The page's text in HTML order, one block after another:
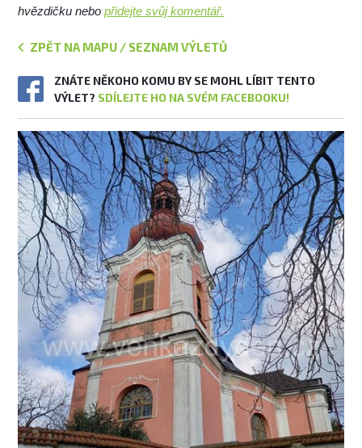
hvězdičku nebopřidejte svůj komentář.
ZPĚT NA MAPU / SEZNAM VÝLETŮ
ZNÁTE NĚKOHO KOMU BY SE MOHL LÍBIT TENTO
VÝLET? SDÍLEJTE HO NA SVÉM FACEBOOKU!